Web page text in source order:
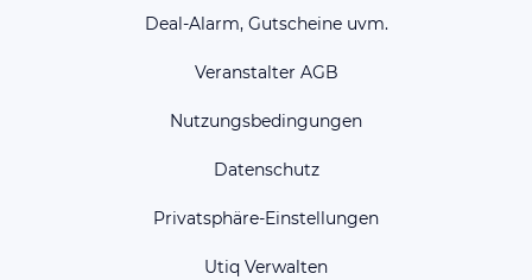
Deal-Alarm, Gutscheine uvm.
Veranstalter AGB
Nutzungsbedingungen
Datenschutz
Privatsphäre-Einstellungen
Utiq Verwalten